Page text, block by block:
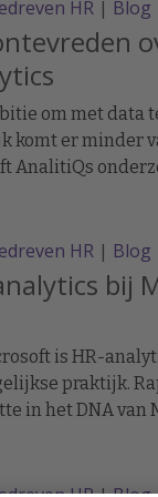
team met het
van de
De
van data- en
te maken.
HR | Blog
om met data
komt er minder
AnalitiQs
is hierin niets
HR | Blog
bij
is HR-
praktijk.
in het DNA van
Bij Microsoft